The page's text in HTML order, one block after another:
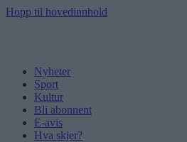
Hopp til hovedinnhold
Nyheter
Sport
Kultur
Bli abonnent
E-avis
Hva skjer?